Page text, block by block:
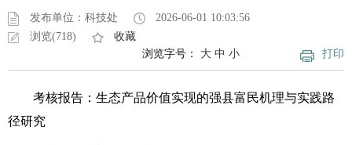
发布单位：科技处
2026-06-01 10:03:56
浏览(718)
收藏
打印
浏览字号： 大 中 小
考核报告：生态产品价值实现的强县富民机理与实践路
径研究